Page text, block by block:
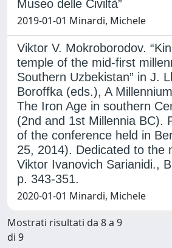
Museo delle Civiltà”
2019-01-01 Minardi, Michele
Viktor V. Mokroborodov.
temple of the mid-first
Southern Uzbekistan” in J.
Boroffka (eds.), A
The Iron Age in southern
(2nd and 1st Millennia BC).
of the conference held in
25, 2014). Dedicated to the
Viktor Ivanovich Sarianidi.,
p. 343-351.
2020-01-01 Minardi, Michele
Mostrati risultati da 8 a 9
di 9